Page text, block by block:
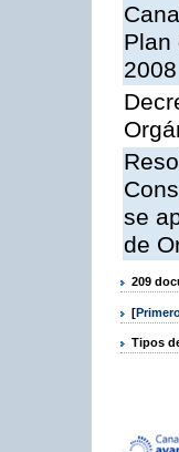
Plan
2008
se
de
209
[
Tipos